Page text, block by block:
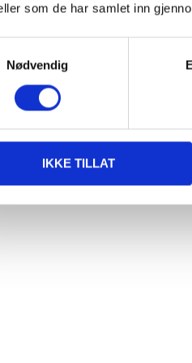
som de har samlet inn
Nødvendig
IKKE TILLAT
1790